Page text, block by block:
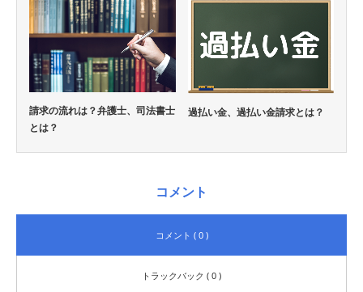
請求の流れは？弁護士、司法書士
とは？
過払い金、過払い金請求とは？
コメント
コメント ( 0 )
トラックバック ( 0 )